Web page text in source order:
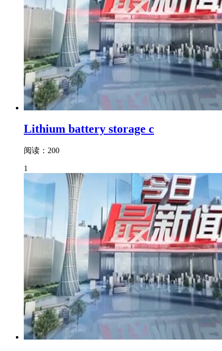
Lithium battery storage c
阅读：200
1